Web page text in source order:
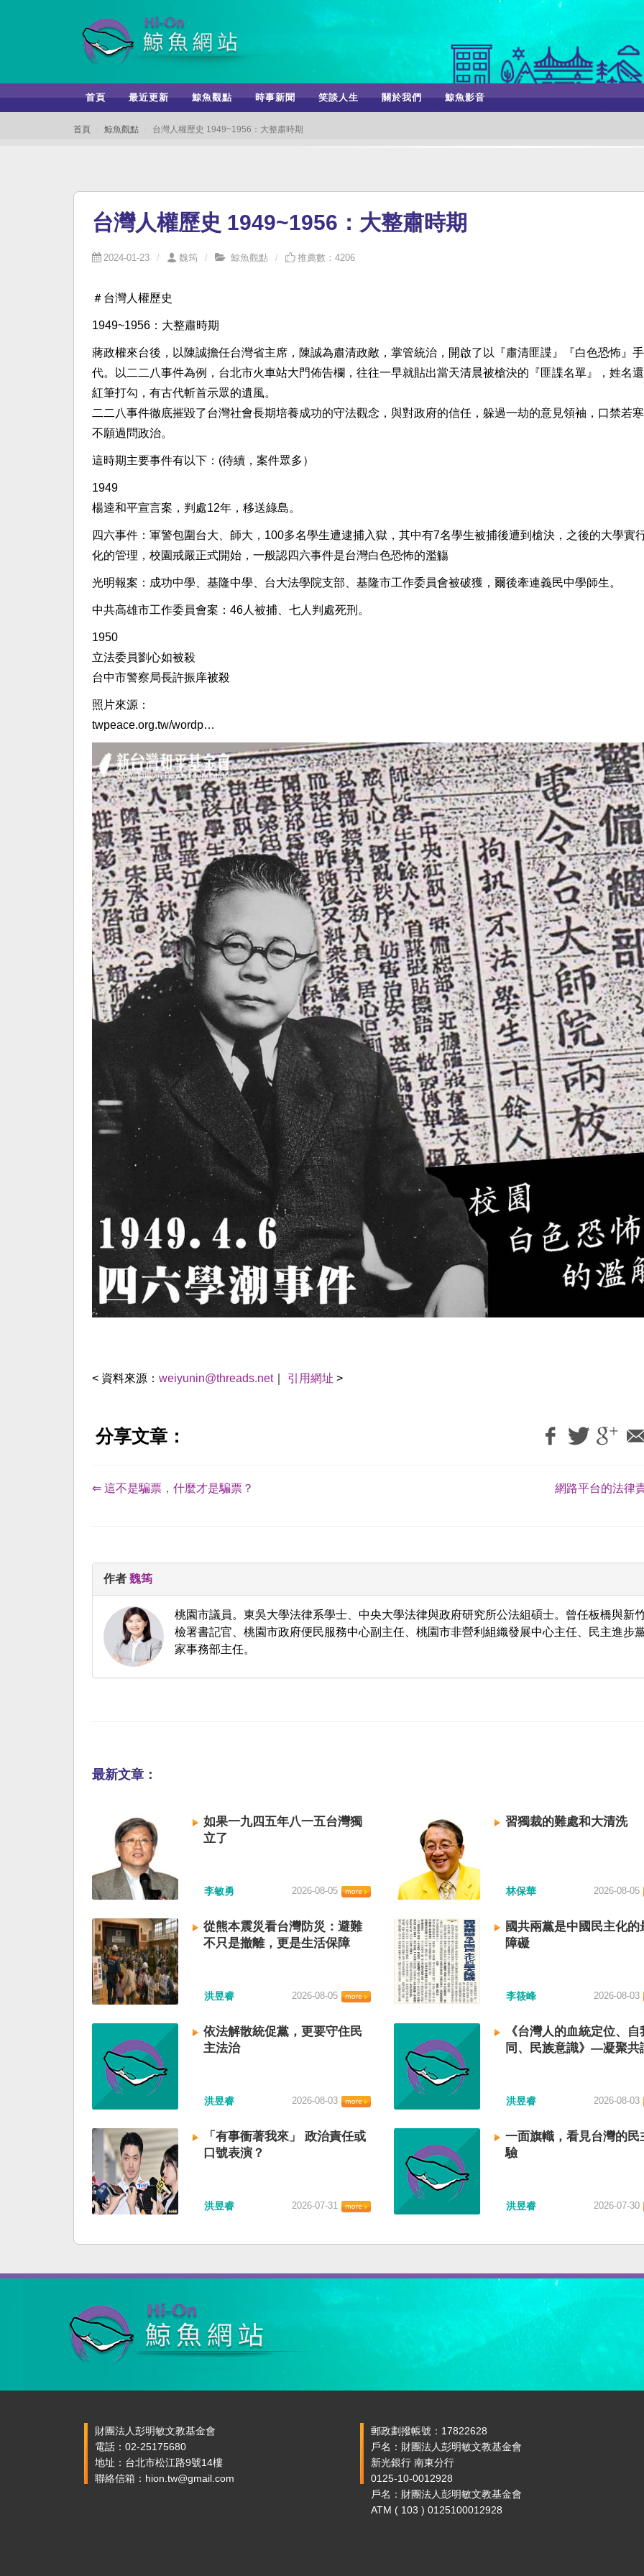
首頁 最近更新 鯨魚觀點 時事新聞 笑談人生 關於我們 鯨魚影音
首頁 鯨魚觀點 台灣人權歷史 1949~1956：大整肅時期
台灣人權歷史 1949~1956：大整肅時期
2024-01-23 魏筠 鯨魚觀點 推薦數：4206
＃台灣人權歷史
1949~1956：大整肅時期
蔣政權來台後，以陳誠擔任台灣省主席，陳誠為肅清政敵，掌管統治，開啟了以『肅清匪諜』『白色恐怖』
代。以二二八事件為例，台北市火車站大門佈告欄，往往一早就貼出當天清晨被槍決的『匪諜名單』，姓名
紅筆打勾，有古代斬首示眾的遺風。
二二八事件徹底摧毀了台灣社會長期培養成功的守法觀念，與對政府的信任，躲過一劫的意見領袖，口禁若
不願過問政治。
這時期主要事件有以下：(待續，案件眾多）
1949
楊逵和平宣言案，判處12年，移送綠島。
四六事件：軍警包圍台大、師大，100多名學生遭逮捕入獄，其中有7名學生被捕後遭到槍決，之後的大學實
化的管理，校園戒嚴正式開始，一般認四六事件是台灣白色恐怖的濫觴
光明報案：成功中學、基隆中學、台大法學院支部、基隆市工作委員會被破獲，爾後牽連義民中學師生。
中共高雄市工作委員會案：46人被捕、七人判處死刑。
1950
立法委員劉心如被殺
台中市警察局長許振庠被殺
照片來源：
twpeace.org.tw/wordp…
< 資料來源： weiyunin@threads.net｜ 引用網址 >
分享文章：
⇐ 這不是騙票，什麼才是騙票？ 網路平台的法律
作者 魏筠
桃園市議員。東吳大學法律系學士、中央大學法律與政府研究所公法組碩士。曾任板橋與新
檢署書記官、桃園市政府便民服務中心副主任、桃園市非營利組織發展中心主任、民主進步
家事務部主任。
最新文章：
如果一九四五年八一五台灣獨
立了
李敏勇 2026-08-05
習獨裁的難處和大清洗
林保華 2026-08-05
從熊本震災看台灣防災：避難
不只是撤離，更是生活保障
洪昱睿 2026-08-05
國共兩黨是中國民主化的
障礙
李筱峰 2026-08-03
依法解散統促黨，更要守住民
主法治
洪昱睿 2026-08-03
《台灣人的血統定位、自
同、民族意識》—凝聚共
洪昱睿 2026-08-03
「有事衝著我來」 政治責任或
口號表演？
洪昱睿 2026-07-31
一面旗幟，看見台灣的民
驗
洪昱睿 2026-07-30
財團法人彭明敏文教基金會
電話：02-25175680
地址：台北市松江路9號14樓
聯絡信箱：hion.tw@gmail.com
郵政劃撥帳號：17822628
戶名：財團法人彭明敏文教基金會
新光銀行 南東分行
0125-10-0012928
戶名：財團法人彭明敏文教基金會
ATM ( 103 ) 0125100012928